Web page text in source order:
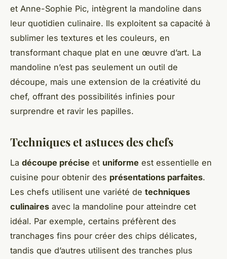
et Anne-Sophie Pic, intègrent la mandoline dans
leur quotidien culinaire. Ils exploitent sa capacité à
sublimer les textures et les couleurs, en
transformant chaque plat en une œuvre d’art. La
mandoline n’est pas seulement un outil de
découpe, mais une extension de la créativité du
chef, offrant des possibilités infinies pour
surprendre et ravir les papilles.
Techniques et astuces des chefs
La découpe précise et uniforme est essentielle en
cuisine pour obtenir des présentations parfaites.
Les chefs utilisent une variété de techniques
culinaires avec la mandoline pour atteindre cet
idéal. Par exemple, certains préfèrent des
tranchages fins pour créer des chips délicates,
tandis que d’autres utilisent des tranches plus